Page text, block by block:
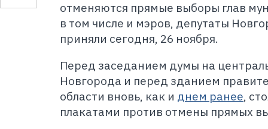
отменяются прямые выборы глав
в том числе и мэров, депутаты
приняли сегодня, 26 ноября.
Перед заседанием думы на
Новгорода и перед зданием
области вновь, как и днем ранее,
плакатами против отмены прямых